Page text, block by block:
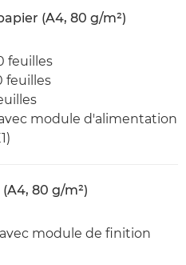
(A4, 80 g/m²)
feuilles
feuilles
module d'alimentation
80 g/m²)
module de finition